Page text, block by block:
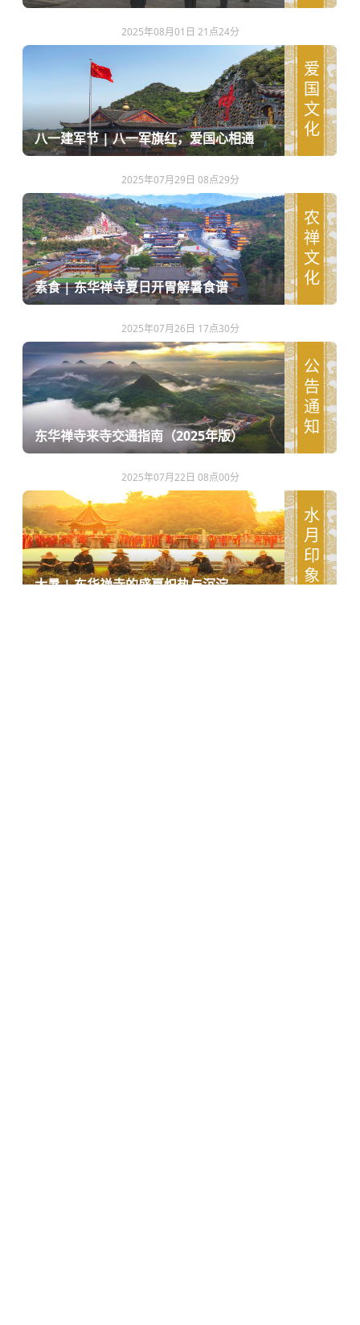
2025年08月01日 21点24分
八一建军节 | 八一军旗红，爱国心相通 爱国文化
2025年07月29日 08点29分
素食 | 东华禅寺夏日开胃解暑食谱 农禅文化
2025年07月26日 17点30分
东华禅寺来寺交通指南（2025年版） 公告通知
2025年07月22日 08点00分
大暑 | 东华禅寺的盛夏炽热与沉淀 水月印象